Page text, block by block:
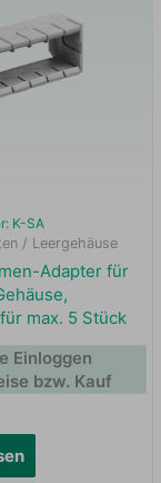
K-SA
/ Leergehäuse
Adapter für
max. 5 Stück
Einloggen
bzw. Kauf